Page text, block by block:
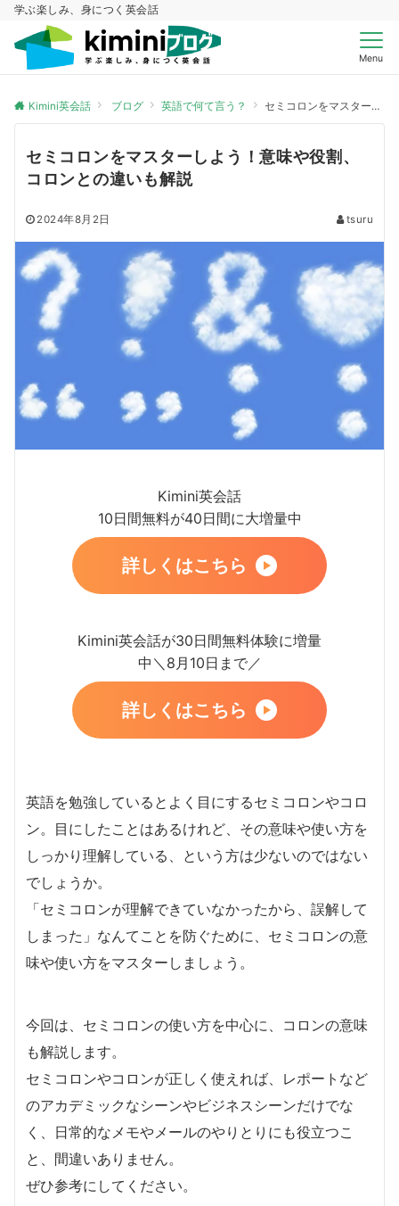
学ぶ楽しみ、身につく英会話
Menu
Kimini英会話 ブログ 英語で何て言う？ セミコロンをマスターしよう！意味や役割、コロンとの違いも解説
セミコロンをマスターしよう！意味や役割、
コロンとの違いも解説
2024年8月2日 tsuru
Kimini英会話
10日間無料が40日間に大増量中
詳しくはこちら
Kimini英会話が30日間無料体験に増量
中＼8月10日まで／
詳しくはこちら
英語を勉強しているとよく目にするセミコロンやコロ
ン。目にしたことはあるけれど、その意味や使い方を
しっかり理解している、という方は少ないのではない
でしょうか。
「セミコロンが理解できていなかったから、誤解して
しまった」なんてことを防ぐために、セミコロンの意
味や使い方をマスターしましょう。
今回は、セミコロンの使い方を中心に、コロンの意味
も解説します。
セミコロンやコロンが正しく使えれば、レポートなど
のアカデミックなシーンやビジネスシーンだけでな
く、日常的なメモやメールのやりとりにも役立つこ
と、間違いありません。
ぜひ参考にしてください。